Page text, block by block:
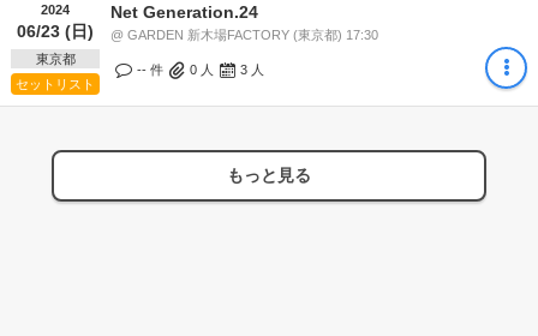
2024
06/23 (日)
東京都
セットリスト
Net Generation.24
@ GARDEN 新木場FACTORY (東京都) 17:30
-- 件 0 人 3 人
もっと見る